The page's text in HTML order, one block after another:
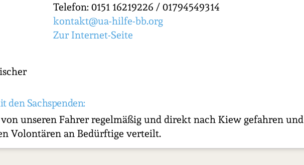
Telefon: 0151 16219226 / 01794549314
kontakt@ua-hilfe-bb.org
Zur Internet-Seite
den Sachspenden:
unseren Fahrer regelmäßig und direkt nach Kiew gefahren und
Volontären an Bedürftige verteilt.